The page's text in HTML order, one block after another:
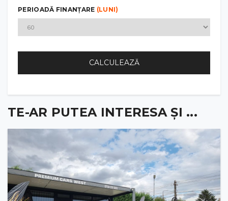
PERIOADĂ FINANȚARE (LUNI)
CALCULEAZĂ
TE-AR PUTEA INTERESA ȘI ...